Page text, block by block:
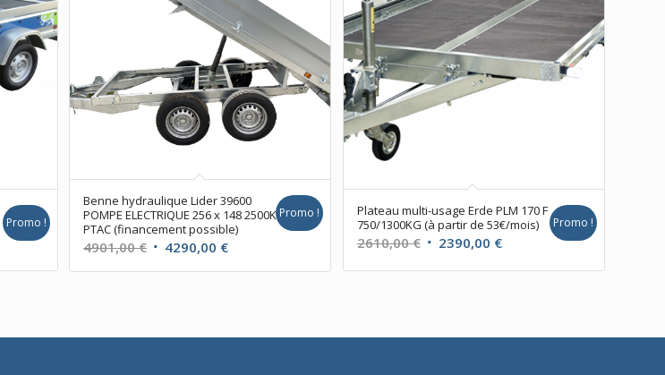
Promo !
Benne hydraulique Lider 39600
POMPE ELECTRIQUE 256 x 148 2500KG
PTAC (financement possible)
4901,00€ Le
prix
4290,00 €Le
prix
Promo !
Plateau multi-usage Erde PLM 170 F
750/1300KG (à partir de 53€/mois)
2610,00€ Le 2390,00 €Le
Promo !